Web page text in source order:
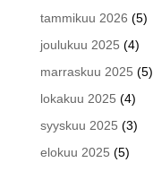
tammikuu 2026 (5)
joulukuu 2025 (4)
marraskuu 2025 (5)
lokakuu 2025 (4)
syyskuu 2025 (3)
elokuu 2025 (5)